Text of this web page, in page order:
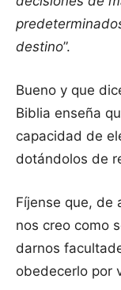
destino”.
Bueno y que
Biblia enseña
capacidad de
dotándolos de
Fíjense que, de
nos creo como
darnos
obedecerlo por